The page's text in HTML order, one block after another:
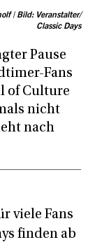
| Bild: Veranstalter/
Classic Days
Pause
Fans
of Culture
nicht
nach
viele Fans
finden ab